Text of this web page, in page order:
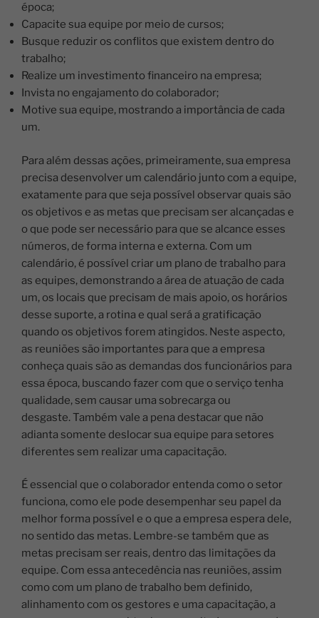
época;
Capacite sua equipe por meio de cursos;
Busque reduzir os conflitos que existem dentro do
trabalho;
Realize um investimento financeiro na empresa;
Invista no engajamento do colaborador;
Motive sua equipe, mostrando a importância de cada
um.
Para além dessas ações, primeiramente, sua empresa
precisa desenvolver um calendário junto com a equipe,
exatamente para que seja possível observar quais são
os objetivos e as metas que precisam ser alcançadas e
o que pode ser necessário para que se alcance esses
números, de forma interna e externa. Com um
calendário, é possível criar um plano de trabalho para
as equipes, demonstrando a área de atuação de cada
um, os locais que precisam de mais apoio, os horários
desse suporte, a rotina e qual será a gratificação
quando os objetivos forem atingidos. Neste aspecto,
as reuniões são importantes para que a empresa
conheça quais são as demandas dos funcionários para
essa época, buscando fazer com que o serviço tenha
qualidade, sem causar uma sobrecarga ou
desgaste.Também vale a pena destacar que não
adianta somente deslocar sua equipe para setores
diferentes sem realizar uma capacitação.
É essencial que o colaborador entenda como o setor
funciona, como ele pode desempenhar seu papel da
melhor forma possível e o que a empresa espera dele,
no sentido das metas. Lembre-se também que as
metas precisam ser reais, dentro das limitações da
equipe. Com essa antecedência nas reuniões, assim
como com um plano de trabalho bem definido,
alinhamento com os gestores e uma capacitação, a